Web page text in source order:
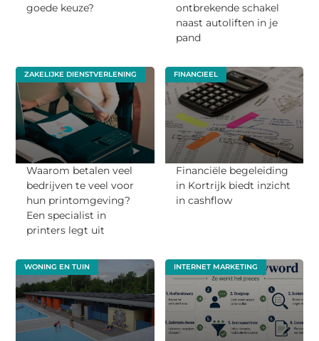
goede keuze?
ontbrekende schakel
naast autoliften in je
pand
ZAKELIJKE DIENSTVERLENING
Waarom betalen veel
bedrijven te veel voor
hun printomgeving?
Een specialist in
printers legt uit
FINANCIEEL
Financiële begeleiding
in Kortrijk biedt inzicht
in cashflow
WONING EN TUIN INTERNET MARKETING